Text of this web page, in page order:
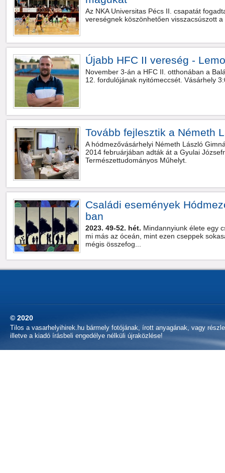
Az NKA Universitas Pécs II. csapatát
vereségnek köszönhetően visszacsúszott
Újabb HFC II vereség -
November 3-án a HFC II. otthonában a
12. fordulójának nyitómeccsét. Vásárhely
Tovább fejlesztik a Németh
A hódmezővásárhelyi Németh László
2014 februárjában adták át a Gyulai
Természettudományos Műhelyt.
Családi események
ban
2023. 49-52. hét. Mindannyiunk élete egy
mi más az óceán, mint ezen cseppek
mégis összefog...
© 2020
Tilos a vasarhelyihirek.hu bármely fotójának, írott anyagának, vagy
illetve a kiadó írásbeli engedélye nélküli újraközlése!